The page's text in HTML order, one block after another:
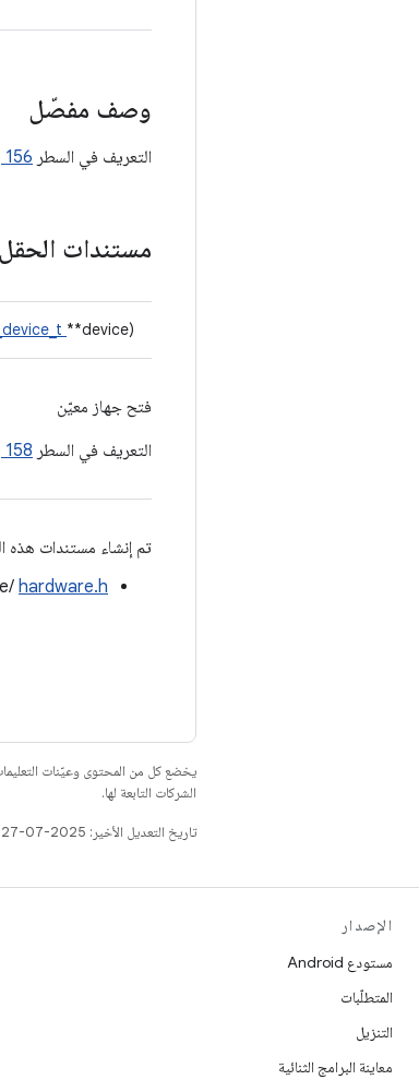
وصف مفصّل
التعريف في السطر 156
مستندات الحقل
**device)
فتح جهاز معيّن
التعريف في السطر 158
تم إنشاء مستندات هذه
hardware.h
يخضع كل من المحتوى وعيّنات
الشركات التابعة لها.
تاريخ التعديل الأخير: 2025-07-27 (حسب التوقيت العالمي المتفَّق عليه)
الإصدار
مستودع Android
المتطلّبات
التنزيل
معاينة البرامج الثنائية